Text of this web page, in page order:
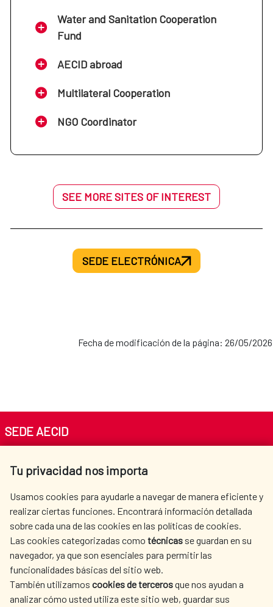
Water and Sanitation Cooperation
Fund
AECID abroad
Multilateral Cooperation
NGO Coordinator
SEE MORE SITES OF INTEREST
SEDE ELECTRÓNICA
Fecha de modificación de la página: 26/05/2026
Tu privacidad nos importa
Usamos cookies para ayudarle a navegar de manera eficiente y
realizar ciertas funciones. Encontrará información detallada
sobre cada una de las cookies en las políticas de cookies.
Las cookies categorizadas como técnicas se guardan en su
navegador, ya que son esenciales para permitir las
funcionalidades básicas del sitio web.
También utilizamos cookies de tercerosque nos ayudan a
analizar cómo usted utiliza este sitio web, guardar sus
SEDE AECID
Tel. +34 900 20 30 54​​​​​​​
AECID
WHERE DO WE COOPERATE?
SPANISH HUMANITARIAN
ACTION
PRESS ROOM
CULTURE AND SCIENCE LIBRARY